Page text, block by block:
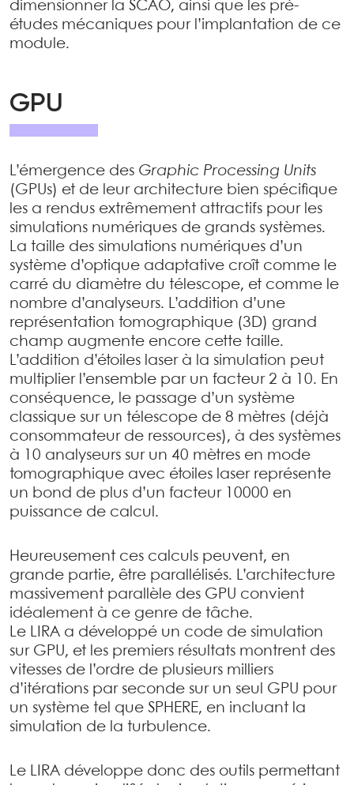
dimensionner la SCAO, ainsi que les pré-
études mécaniques pour l’implantation de ce
module.
GPU
L’émergence des Graphic Processing Units
(GPUs) et de leur architecture bien spécifique
les a rendus extrêmement attractifs pour les
simulations numériques de grands systèmes.
La taille des simulations numériques d’un
système d’optique adaptative croît comme le
carré du diamètre du télescope, et comme le
nombre d’analyseurs. L’addition d’une
représentation tomographique (3D) grand
champ augmente encore cette taille.
L’addition d’étoiles laser à la simulation peut
multiplier l’ensemble par un facteur 2 à 10. En
conséquence, le passage d’un système
classique sur un télescope de 8 mètres (déjà
consommateur de ressources), à des systèmes
à 10 analyseurs sur un 40 mètres en mode
tomographique avec étoiles laser représente
un bond de plus d’un facteur 10000 en
puissance de calcul.
Heureusement ces calculs peuvent, en
grande partie, être parallélisés. L’architecture
massivement parallèle des GPU convient
idéalement à ce genre de tâche.
Le LIRA a développé un code de simulation
sur GPU, et les premiers résultats montrent des
vitesses de l’ordre de plusieurs milliers
d’itérations par seconde sur un seul GPU pour
un système tel que SPHERE, en incluant la
simulation de la turbulence.
Le LIRA développe donc des outils permettant